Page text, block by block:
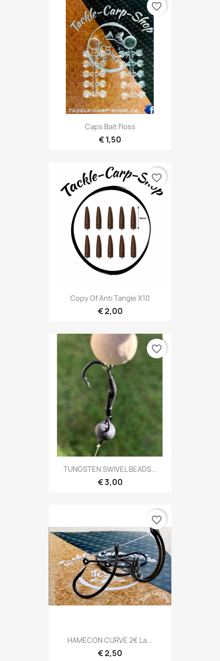
Caps Bait Floss
€ 1,50
favorite_border
Copy Of Anti Tangle X10
€ 2,00
favorite_border
TUNGSTEN SWIVEL BEADS...
€ 3,00
favorite_border
HAMECON CURVE 2€ La...
€ 2,50
favorite_border